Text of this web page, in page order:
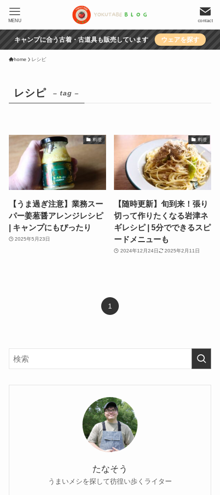
contact
MENU
キャンプに合う古着・古道具も販売しています ウェアを探す
home レシピ
レシピ – tag –
料理
【うま過ぎ注意】業務スー
パー姜葱醤アレンジレシピ
| キャンプにもぴったり
2025年5月23日
料理
【随時更新】旬到来！張り
切って作りたくなる岩津ネ
ギレシピ | 5分でできるスピ
ードメニューも
2024年12月24日 2025年2月11日
1
たなそう
うまいメシを探して彷徨い歩くライター